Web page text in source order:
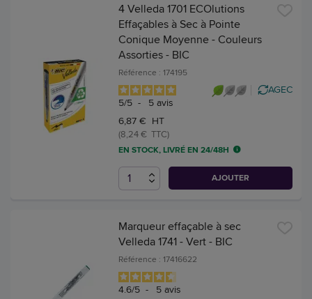
4 Velleda 1701 ECOlutions
Effaçables à Sec à Pointe
Conique Moyenne - Couleurs
Assorties - BIC
Référence : 174195
5/5 - 5 avis
AGEC
6,87 € HT
(8,24 € TTC)
EN STOCK, LIVRÉ EN 24/48H
AJOUTER
Marqueur effaçable à sec
Velleda 1741 - Vert - BIC
Référence : 17416622
4.6/5 - 5 avis